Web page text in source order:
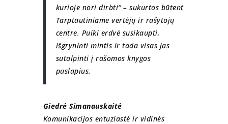
kurioje nori dirbti“ – sukurtos būtent
Tarptautiniame vertėjų ir rašytojų
centre. Puiki erdvė susikaupti,
išgryninti mintis ir tada visas jas
sutalpinti į rašomos knygos
puslapius.
Giedrė Simanauskaitė
Komunikacijos entuziastė ir vidinės